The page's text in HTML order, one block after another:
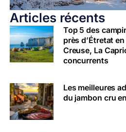
Articles récents
Top 5 des
près d’Étretat
Creuse, La
concurrents
Les meilleures
du jambon cru